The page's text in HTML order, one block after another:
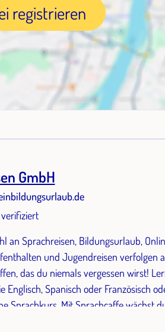
registrieren
GmbH
an Sprachreisen, Bildungsurlaub,
und Jugendreisen verfolgen
das du niemals vergessen wirst!
Englisch, Spanisch oder Französisch
Sprachkurs. Mit Sprachcaffe wächst
Welt und machst eine einmalig tolle